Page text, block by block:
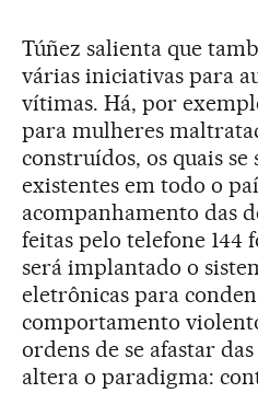
Túñez salienta que
várias iniciativas para
vítimas. Há, por
para mulheres
construídos, os quais se
existentes em todo o
acompanhamento das
feitas pelo telefone 144
será implantado o
eletrônicas para
comportamento
ordens de se afastar
altera o paradigma: